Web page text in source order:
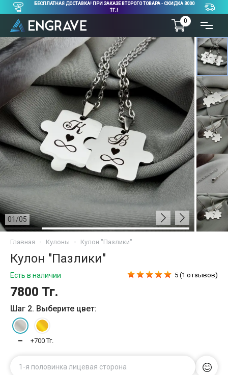
БЕСПЛАТНАЯ ДОСТАВКА! ПРИ ЗАКАЗЕ ВТОРОГО ТОВАРА - СКИДКА 3000
ТГ.!
0
01 /05
Главная Кулоны Кулон "Пазлики"
Кулон "Пазлики"
Есть в наличии
7800 Тг.
5 (1 отзывов)
Шаг 2. Выберите цвет:
━ +700 Тг.
1-я половинка лицевая сторона